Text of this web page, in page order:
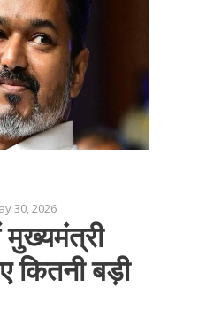
30, 2026
कितनी बड़ी